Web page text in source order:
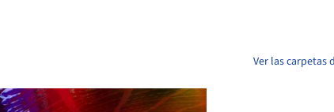
Ver las carpetas